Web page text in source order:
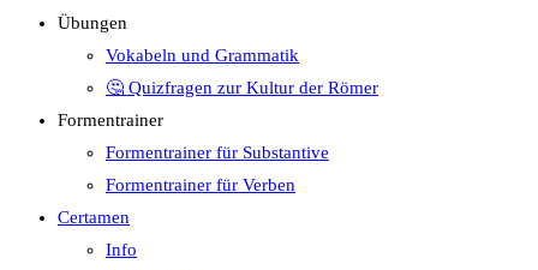
Übungen
Vokabeln und Grammatik
🤔 Quizfragen zur Kultur der Römer
Formentrainer
Formentrainer für Substantive
Formentrainer für Verben
Certamen
Info